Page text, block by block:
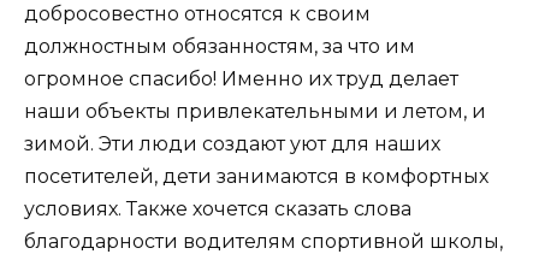
добросовестно относятся к своим
должностным обязанностям, за что им
огромное спасибо! Именно их труд делает
наши объекты привлекательными и летом, и
зимой. Эти люди создают уют для наших
посетителей, дети занимаются в комфортных
условиях. Также хочется сказать слова
благодарности водителям спортивной школы,